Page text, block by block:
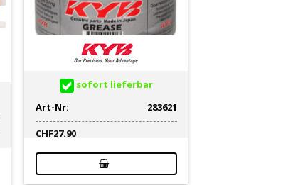
sofort lieferbar
Art-Nr:
283621
CHF27.90